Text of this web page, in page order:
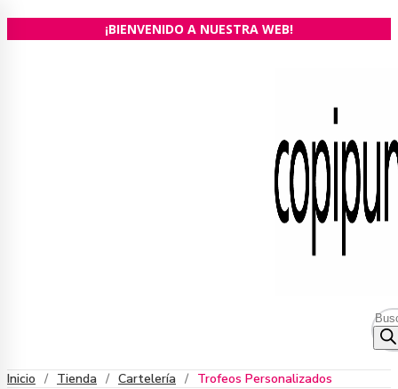
¡BIENVENIDO A NUESTRA WEB!
de
Inicio / Tienda / Cartelería / Trofeos Personalizados